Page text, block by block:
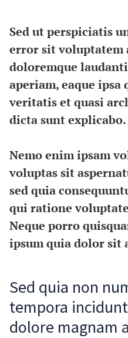
Sed ut perspiciatis
error sit voluptatem
doloremque
aperiam, eaque
veritatis et quasi
dicta sunt explicabo.
Nemo enim ipsam
voluptas sit
sed quia
qui ratione
Neque porro
ipsum quia dolor sit
Sed quia non
tempora
dolore magnam